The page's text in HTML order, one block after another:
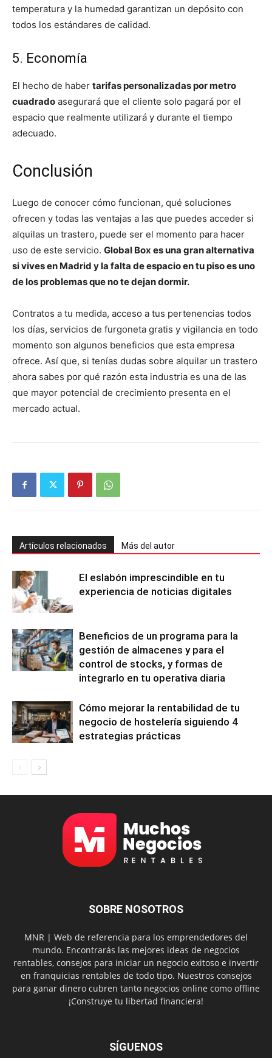
temperatura y la humedad garantizan un depósito con
todos los estándares de calidad.
5. Economía
El hecho de haber tarifas personalizadas por metro
cuadrado asegurará que el cliente solo pagará por el
espacio que realmente utilizará y durante el tiempo
adecuado.
Conclusión
Luego de conocer cómo funcionan, qué soluciones
ofrecen y todas las ventajas a las que puedes acceder si
alquilas un trastero, puede ser el momento para hacer
uso de este servicio. Global Box es una gran alternativa
si vives en Madrid y la falta de espacio en tu piso es uno
de los problemas que no te dejan dormir.
Contratos a tu medida, acceso a tus pertenencias todos
los días, servicios de furgoneta gratis y vigilancia en todo
momento son algunos beneficios que esta empresa
ofrece. Así que, si tenías dudas sobre alquilar un trastero
ahora sabes por qué razón esta industria es una de las
que mayor potencial de crecimiento presenta en el
mercado actual.
Artículos relacionados Más del autor
El eslabón imprescindible en tu
experiencia de noticias digitales
Beneficios de un programa para la
gestión de almacenes y para el
control de stocks, y formas de
integrarlo en tu operativa diaria
Cómo mejorar la rentabilidad de tu
negocio de hostelería siguiendo 4
estrategias prácticas
SOBRE NOSOTROS
MNR | Web de referencia para los emprendedores del
mundo. Encontrarás las mejores ideas de negocios
rentables, consejos para iniciar un negocio exitoso e invertir
en franquicias rentables de todo tipo. Nuestros consejos
para ganar dinero cubren tanto negocios online como offline
¡Construye tu libertad financiera!
SÍGUENOS